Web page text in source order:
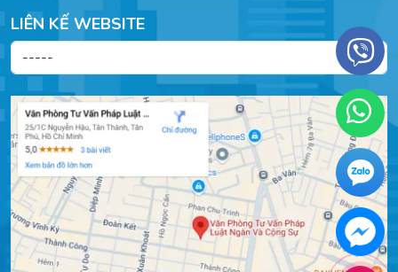
LIÊN KẾ WEBSITE